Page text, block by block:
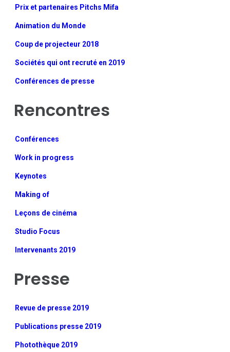
Prix et partenaires Pitchs Mifa
Animation du Monde
Coup de projecteur 2018
Sociétés qui ont recruté en 2019
Conférences de presse
Rencontres
Conférences
Work in progress
Keynotes
Making of
Leçons de cinéma
Studio Focus
Intervenants 2019
Presse
Revue de presse 2019
Publications presse 2019
Photothèque 2019